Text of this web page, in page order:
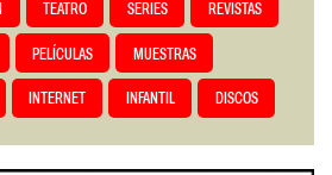
TEATRO SERIES REVISTAS
PELÍCULAS MUESTRAS
INTERNET INFANTIL DISCOS